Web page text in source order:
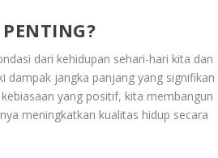
dari kehidupan sehari-hari kita dan
dampak jangka panjang yang signifikan
yang positif, kita membangun
meningkatkan kualitas hidup secara